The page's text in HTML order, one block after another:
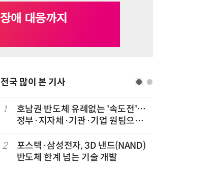
전국 많이 본 기사
1
호남권 반도체 유례없는 '속도전'…
정부·지자체·기관·기업 원팀으로
2
포스텍·삼성전자, 3D 낸드(NAND)
반도체 한계 넘는 기술 개발